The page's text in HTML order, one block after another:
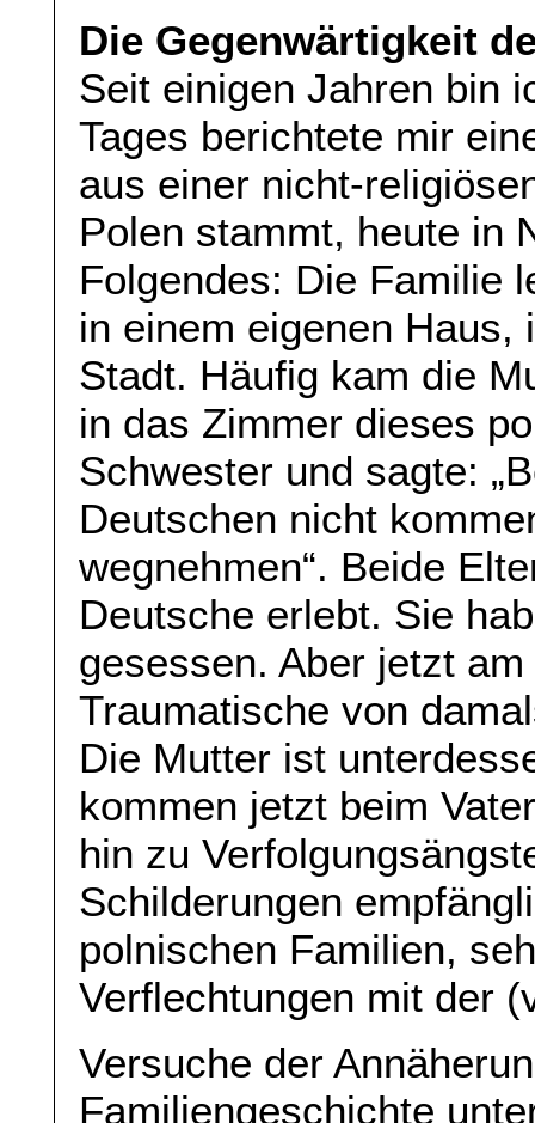
Die Gegenwärtigkeit
Seit einigen Jahren bin
Tages berichtete mir
aus einer nicht-
Polen stammt, heute in
Folgendes: Die Familie
in einem eigenen
Stadt. Häufig kam die
in das Zimmer dieses
Schwester und sagte:
Deutschen nicht
wegnehmen“. Beide
Deutsche erlebt. Sie
gesessen. Aber jetzt
Traumatische von
Die Mutter ist
kommen jetzt beim
hin zu
Schilderungen
polnischen Familien,
Verflechtungen mit der
Versuche der
Familiengeschichte